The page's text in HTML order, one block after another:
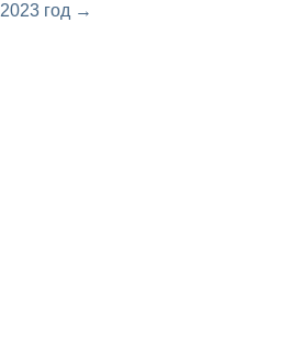
2023 год →